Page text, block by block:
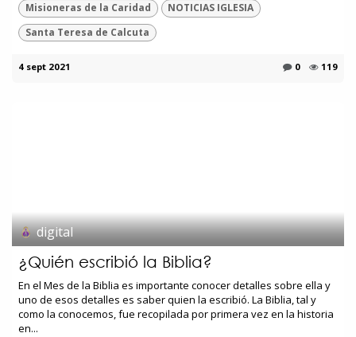
Misioneras de la Caridad
NOTICIAS IGLESIA
Santa Teresa de Calcuta
4 sept 2021 0 119
digital
¿Quién escribió la Biblia?
En el Mes de la Biblia es importante conocer detalles sobre ella y
uno de esos detalles es saber quien la escribió. La Biblia, tal y
como la conocemos, fue recopilada por primera vez en la historia
en...